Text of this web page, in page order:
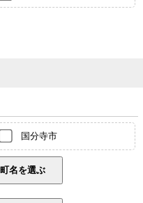
国分寺市